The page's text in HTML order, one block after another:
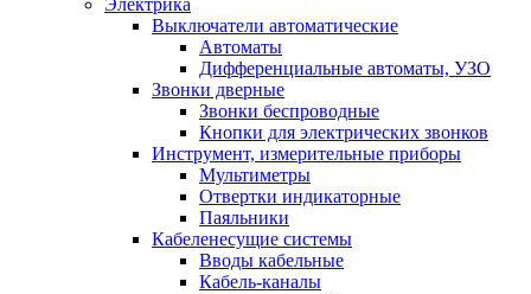
Электрика
Выключатели автоматические
Автоматы
Дифференциальные автоматы, УЗО
Звонки дверные
Звонки беспроводные
Кнопки для электрических звонков
Инструмент, измерительные приборы
Мультиметры
Отвертки индикаторные
Паяльники
Кабеленесущие системы
Вводы кабельные
Кабель-каналы